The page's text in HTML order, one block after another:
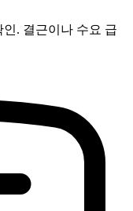
. 결근이나 수요 급